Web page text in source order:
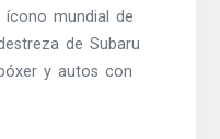
mundial de
de Subaru
y autos con